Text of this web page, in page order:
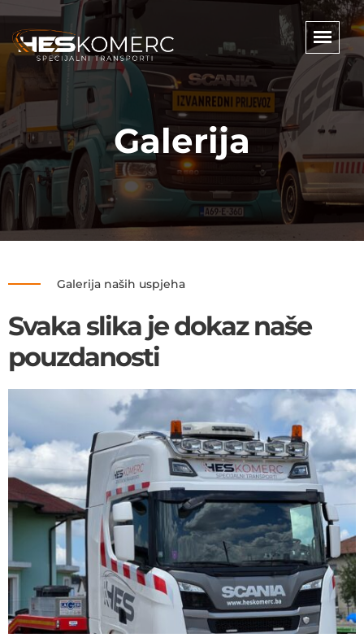
Galerija
Galerija naših uspjeha
Svaka slika je dokaz naše
pouzdanosti